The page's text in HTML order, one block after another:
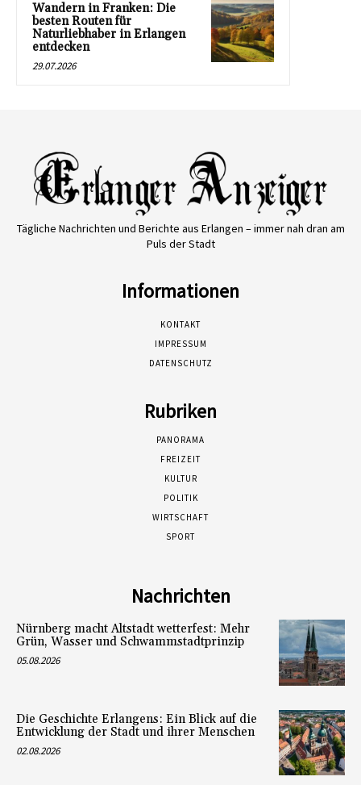
Wandern in Franken: Die
besten Routen für
Naturliebhaber in Erlangen
entdecken
29.07.2026
Tägliche Nachrichten und Berichte aus Erlangen – immer nah dran am
Puls der Stadt
Informationen
KONTAKT
IMPRESSUM
DATENSCHUTZ
Rubriken
PANORAMA
FREIZEIT
KULTUR
POLITIK
WIRTSCHAFT
SPORT
Nachrichten
Nürnberg macht Altstadt wetterfest: Mehr
Grün, Wasser und Schwammstadtprinzip
05.08.2026
Die Geschichte Erlangens: Ein Blick auf die
Entwicklung der Stadt und ihrer Menschen
02.08.2026